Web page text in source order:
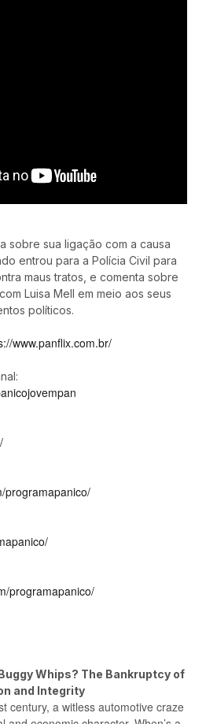
sobre sua ligação com a causa
entrou para a Polícia Civil para
maus tratos, e comenta sobre
Luisa Mell em meio aos seus
políticos.
www.panflix.com.br/
programapanico/
programapanico/
Whips? The Bankruptcy of
and Integrity
century, a witless automotive craze